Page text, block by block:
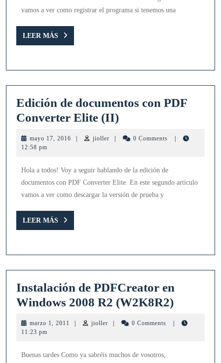
Converter
vamos a ver como registrar el programa si tenemos una
LEER MÁS
MÁS
Edición de documentos con PDF
Converter Elite (II)Edición
de
PDF
Converter
mayo 17, 2016 mayo
jioller jioller 0 Comments
12:58 pm
Hola a todos! Voy a seguir hablando de la edición de
documentos con PDF Converter Elite. En este segundo artículo
vamos a ver como descargar la versión de prueba y
LEER MÁS
MÁS
Instalación de PDFCreator en
Windows 2008 R2 (W2K8R2)
de
marzo 1, 2011 marzo
jioller jioller 0 Comments
11:23 pm
Buenas tardes Como ya sabréis muchos de vosotros,